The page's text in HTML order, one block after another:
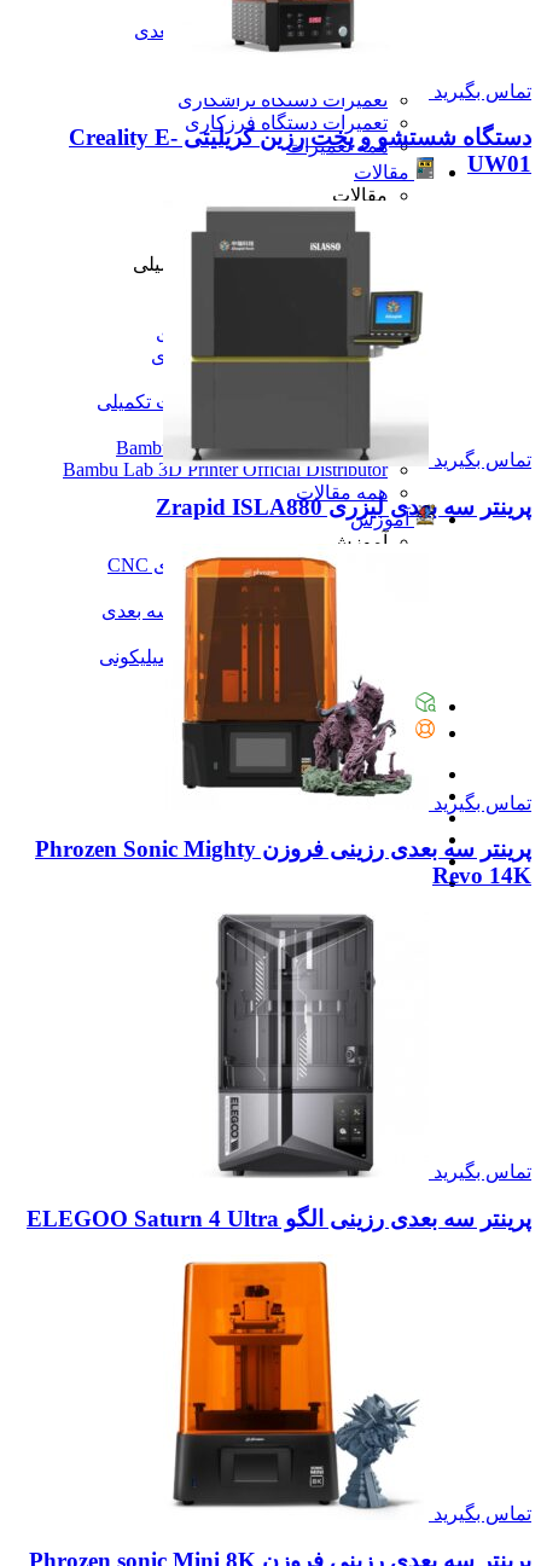
تعمیرات دستگاه CNC
تعمیرات دستگاه اسکن سه بعدی
تعمیرات دستگاه پرینتر 3D
تعمیرات دستگاه تراشکاری
تعمیرات دستگاه فرزکاری
همه تعمیرات
مقالات
مقالات
مقایسه دستگاه های صنعتی
آموزش و اطلاعات تکمیلی
آموزش و اطلاعات تکمیلی
آموزش پرینتر سه بعدی
آموزش اسکنر سه بعدی
همه آموزش و اطلاعات تکمیلی
اخبار
نمایندگی پرینتر ۳ بعدی Bambu Lab
Bambu Lab 3D Printer Official Distributor
همه مقالات
آموزش
آموزش
آموزش نرم‌افزار G-code برای CNC
آموزش نرم‌افزار سالیدورک
آموزش جامع ساخت پرینتر سه بعدی
آموزش تراشکاری
آموزش کامل ساخت قالب سیلیکونی
همه آموزش
پیگیری سفارشات
تماس با ما
تماس بگیرید
دستگاه شستشو و پخت رزین کریلیتی Creality E-
UW01
تماس بگیرید
پرینتر سه بعدی لیزری Zrapid ISLA880
تماس بگیرید
پرینتر سه بعدی رزینی فروزن Phrozen Sonic Mighty
Revo 14K
تماس بگیرید
پرینتر سه بعدی رزینی الگو ELEGOO Saturn 4 Ultra
تماس بگیرید
پرینتر سه بعدی رزینی فروزن Phrozen sonic Mini 8K